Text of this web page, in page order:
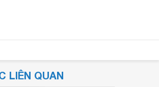
LIÊN QUAN